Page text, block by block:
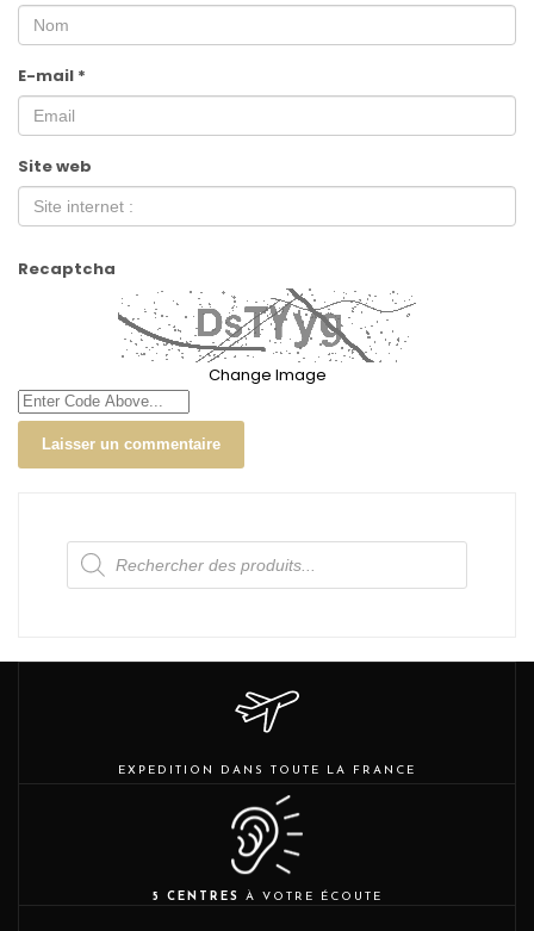
E-mail *
Site web
Recaptcha
Change Image
Recherche
de
produits
EXPEDITION DANS TOUTE LA FRANCE
5 CENTRES À VOTRE ÉCOUTE